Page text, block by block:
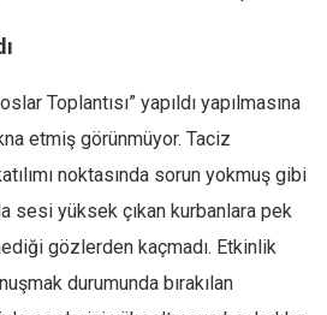
Toplantısı” yapıldı yapılmasına
etmiş görünmüyor. Taciz
noktasında sorun yokmuş gibi
sesi yüksek çıkan kurbanlara pek
gözlerden kaçmadı. Etkinlik
durumunda bırakılan